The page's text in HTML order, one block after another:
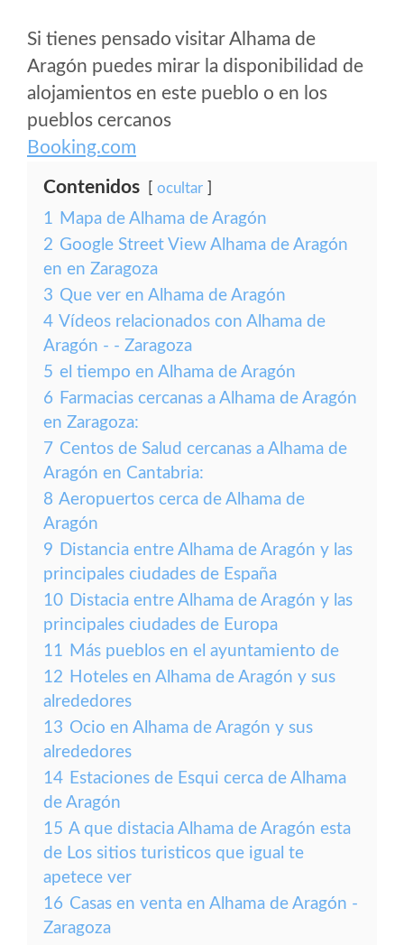
Si tienes pensado visitar Alhama de
Aragón puedes mirar la disponibilidad de
alojamientos en este pueblo o en los
pueblos cercanos
Booking.com
Contenidos ocultar
1 Mapa de Alhama de Aragón
2 Google Street View Alhama de Aragón
en en Zaragoza
3 Que ver en Alhama de Aragón
4 Vídeos relacionados con Alhama de
Aragón - - Zaragoza
5 el tiempo en Alhama de Aragón
6 Farmacias cercanas a Alhama de Aragón
en Zaragoza:
7 Centos de Salud cercanas a Alhama de
Aragón en Cantabria:
8 Aeropuertos cerca de Alhama de
Aragón
9 Distancia entre Alhama de Aragón y las
principales ciudades de España
10 Distacia entre Alhama de Aragón y las
principales ciudades de Europa
11 Más pueblos en el ayuntamiento de
12 Hoteles en Alhama de Aragón y sus
alrededores
13 Ocio en Alhama de Aragón y sus
alrededores
14 Estaciones de Esqui cerca de Alhama
de Aragón
15 A que distacia Alhama de Aragón esta
de Los sitios turisticos que igual te
apetece ver
16 Casas en venta en Alhama de Aragón -
Zaragoza